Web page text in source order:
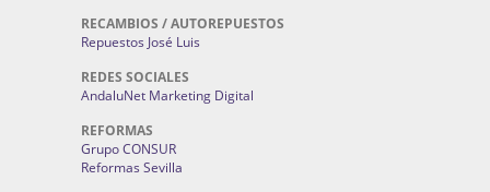
RECAMBIOS / AUTOREPUESTOS
Repuestos José Luis
REDES SOCIALES
AndaluNet Marketing Digital
REFORMAS
Grupo CONSUR
Reformas Sevilla